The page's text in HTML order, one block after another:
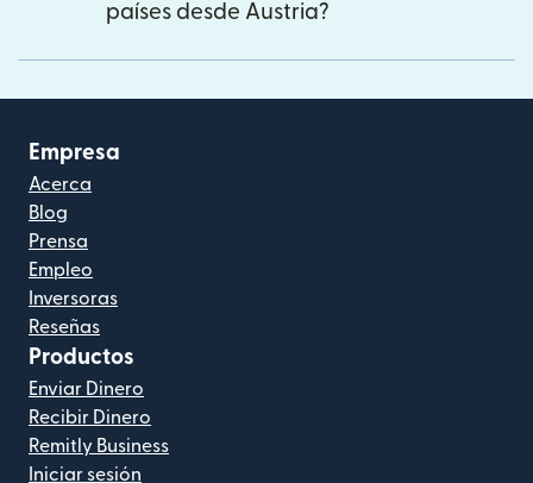
países desde Austria?
Empresa
Acerca
Blog
Prensa
Empleo
Inversoras
Reseñas
Productos
Enviar Dinero
Recibir Dinero
Remitly Business
Iniciar sesión